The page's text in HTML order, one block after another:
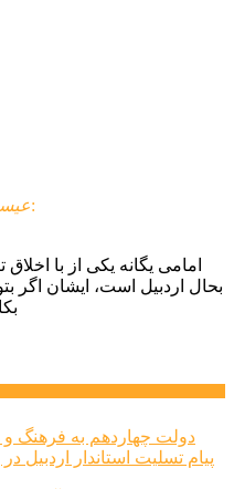
گفت:
امامی یگانه یکی از با
بحال اردبیل است، ایشان اگر
دولت چهاردهم به فرهنگ و